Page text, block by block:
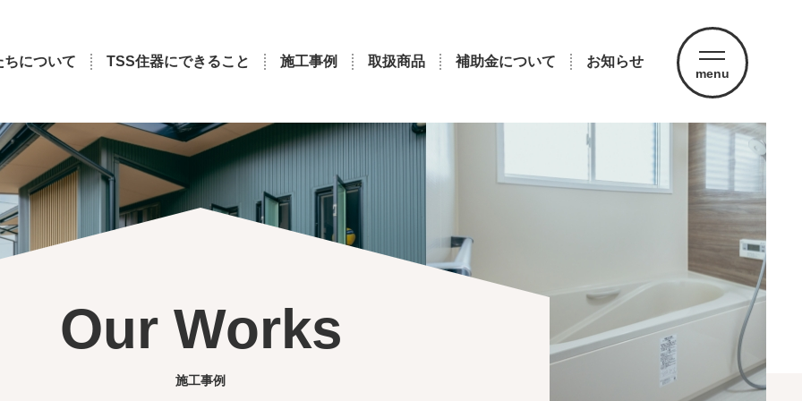
ちについて TSS住器にできること 施工事例 取扱商品 補助金について お知らせ
menu
Our Works
施工事例